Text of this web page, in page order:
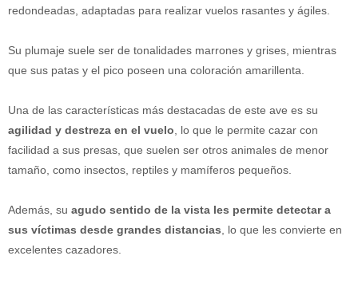
redondeadas, adaptadas para realizar vuelos rasantes y ágiles.
Su plumaje suele ser de tonalidades marrones y grises, mientras
que sus patas y el pico poseen una coloración amarillenta.
Una de las características más destacadas de este ave es su
agilidad y destreza en el vuelo , lo que le permite cazar con
facilidad a sus presas, que suelen ser otros animales de menor
tamaño, como insectos, reptiles y mamíferos pequeños.
Además, su agudo sentido de la vista les permite detectar a
sus víctimas desde grandes distancias , lo que les convierte en
excelentes cazadores.